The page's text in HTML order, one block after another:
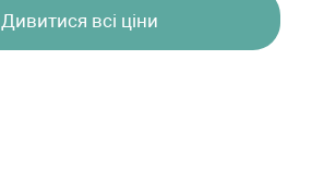
Дивитися всі ціни